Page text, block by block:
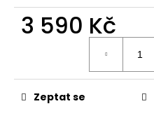
3 590 Kč
Zeptat se
PLNOU
ŠPIČKOU
PD
PODPATEK
CM